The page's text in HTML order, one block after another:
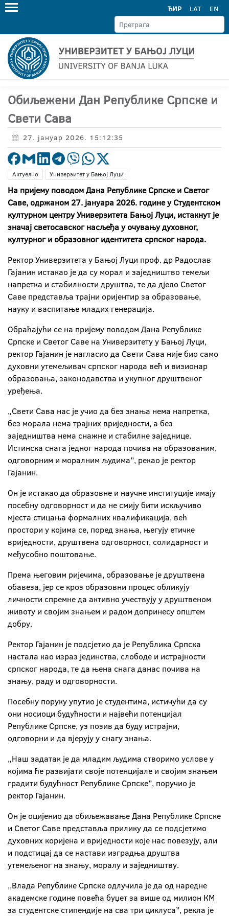
ЋИР LAT EN
Обиљежени Дан Републике Српске и
Свети Сава
27. јануар 2026. 15:12:35
Актуелно Универзитет у Бањој Луци
На пријему поводом Дана Републике Српске и Светог
Саве, одржаном 27. јануара 2026. године у Студентском
културном центру Универзитета Бањој Луци, истакнут је
значај светосавског насљеђа у очувању духовног,
културног и образовног идентитета српског народа.
Ректор Универзитета у Бањој Луци проф. др Радослав
Гајанин истакао је да су морал и заједништво темељи
напретка и стабилности друштва, те да дјело Светог
Саве представља трајни оријентир за образовање,
науку и васпитање младих генерација.
Обраћајући се на пријему поводом Дана Републике
Српске и Светог Саве на Универзитету у Бањој Луци,
ректор Гајанин је нагласио да Свети Сава није био само
духовни утемељивач српског народа већ и визионар
образовања, законодавства и укупног друштвеног
уређења.
„Свети Сава нас је учио да без знања нема напретка,
без морала нема трајних вриједности, а без
заједништва нема снажне и стабилне заједнице.
Истинска снага једног народа почива на образованим,
одговорним и моралним људима”, рекао је ректор
Гајанин.
Он је истакао да образовне и научне институције имају
посебну одговорност и да не смију бити искључиво
мјеста стицања формалних квалификација, већ
простори у којима се, поред знања, његују етичке
вриједности, друштвена одговорност, солидарност и
међусобно поштовање.
Према његовим ријечима, образовање је друштвена
обавеза, јер се кроз образовни процес обликују
личности спремне да активно учествују у друштвеном
животу и својим знањем и радом допринесу општем
добру.
Ректор Гајанин је подсјетио да је Република Српска
настала као израз јединства, слободе и истрајности
српског народа, те да њена снага данас почива на
знању, раду и одговорности.
Посебну поруку упутио је студентима, истичући да су
они носиоци будућности и највећи потенцијал
Републике Српске, уз позив да буду истрајни,
одговорни и да вјерују у снагу знања.
„Наш задатак је да младим људима створимо услове у
којима ће развијати своје потенцијале и својим знањем
градити будућност Републике Српске”, поручио је
ректор Гајанин.
Он је оцијенио да обиљежавање Дана Републике Српске
и Светог Саве представља прилику да се подсјетимо
духовних коријена и вриједности које нас повезују, али
и подстицај да се настави изградња друштва
утемељеног на знању, моралу и заједништву.
,,Влада Републике Српске одлучила је да од наредне
академске године повећа буџет за више од милион КМ
за студентске стипендије на сва три циклуса”, рекла је